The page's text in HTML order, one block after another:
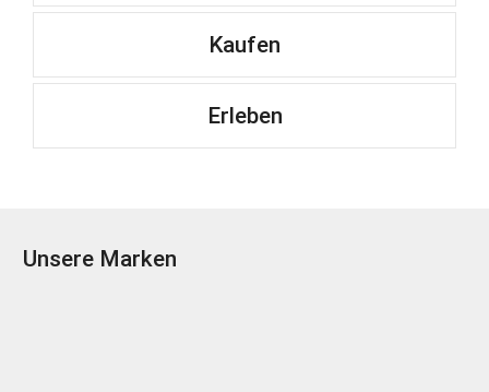
Kaufen
Erleben
Unsere Marken